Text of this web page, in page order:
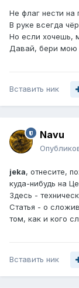
Не флаг нести на
В руке всегда
Но если хочешь,
Давай, бери мою
Вставить ник
Navu
jeka, отнесите,
куда-нибудь на
Здесь -
Статья - о
том, как и кого
Вставить ник